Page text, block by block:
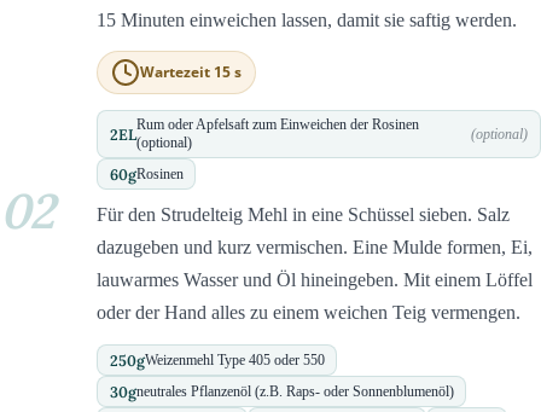
15 Minuten einweichen lassen, damit sie saftig werden.
Wartezeit 15 s
2ELRum oder Apfelsaft zum Einweichen der Rosinen
(optional)
(optional)
60gRosinen
02
Für den Strudelteig Mehl in eine Schüssel sieben. Salz
dazugeben und kurz vermischen. Eine Mulde formen, Ei,
lauwarmes Wasser und Öl hineingeben. Mit einem Löffel
oder der Hand alles zu einem weichen Teig vermengen.
250gWeizenmehl Type 405 oder 550
30gneutrales Pflanzenöl (z.B. Raps- oder Sonnenblumenöl)